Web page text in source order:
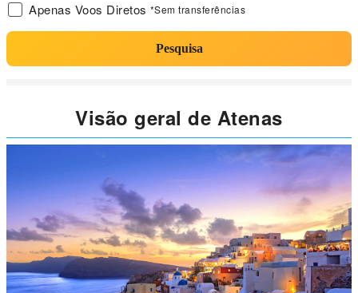
Apenas Voos Diretos *Sem transferências
Pesquisa
Visão geral de Atenas